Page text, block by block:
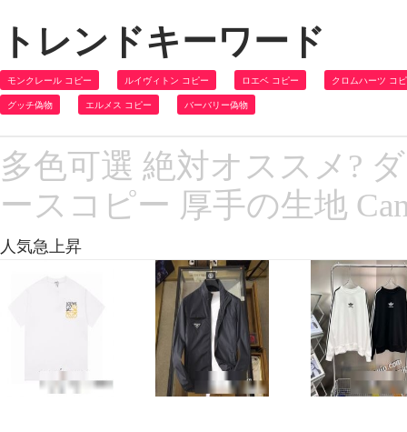
トレンドキーワード
モンクレール コピー ルイヴィトン コピー ロエベ コピー クロムハーツ コ
グッチ偽物 エルメス コピー バーバリー偽物
多色可選 絶対オススメ?
ースコピー 厚手の生地
人気急上昇